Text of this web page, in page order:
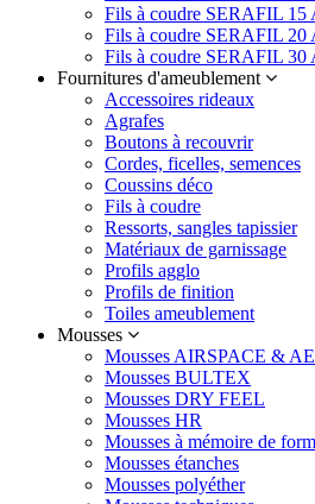
Fils à coudre SERAFIL
Fils à coudre SERAFIL
Fils à coudre SERAFIL
Fournitures d'ameublement
Accessoires rideaux
Agrafes
Boutons à recouvrir
Cordes, ficelles, semences
Coussins déco
Fils à coudre
Ressorts, sangles tapissier
Matériaux de garnissage
Profils agglo
Profils de finition
Toiles ameublement
Mousses
Mousses AIRSPACE &
Mousses BULTEX
Mousses DRY FEEL
Mousses HR
Mousses à mémoire de
Mousses étanches
Mousses polyéther